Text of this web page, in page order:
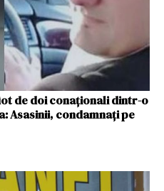
de doi conaționali dintr-o
Asasinii, condamnați pe